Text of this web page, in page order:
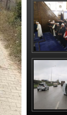
Erbaş,
Veli
teravih